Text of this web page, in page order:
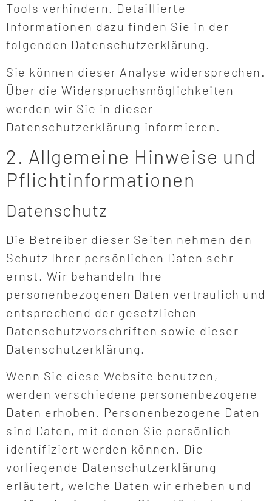
Tools verhindern. Detaillierte
Informationen dazu finden Sie in der
folgenden Datenschutzerklärung.
Sie können dieser Analyse widersprechen.
Über die Widerspruchsmöglichkeiten
werden wir Sie in dieser
Datenschutzerklärung informieren.
2. Allgemeine Hinweise und
Pflichtinformationen
Datenschutz
Die Betreiber dieser Seiten nehmen den
Schutz Ihrer persönlichen Daten sehr
ernst. Wir behandeln Ihre
personenbezogenen Daten vertraulich und
entsprechend der gesetzlichen
Datenschutzvorschriften sowie dieser
Datenschutzerklärung.
Wenn Sie diese Website benutzen,
werden verschiedene personenbezogene
Daten erhoben. Personenbezogene Daten
sind Daten, mit denen Sie persönlich
identifiziert werden können. Die
vorliegende Datenschutzerklärung
erläutert, welche Daten wir erheben und